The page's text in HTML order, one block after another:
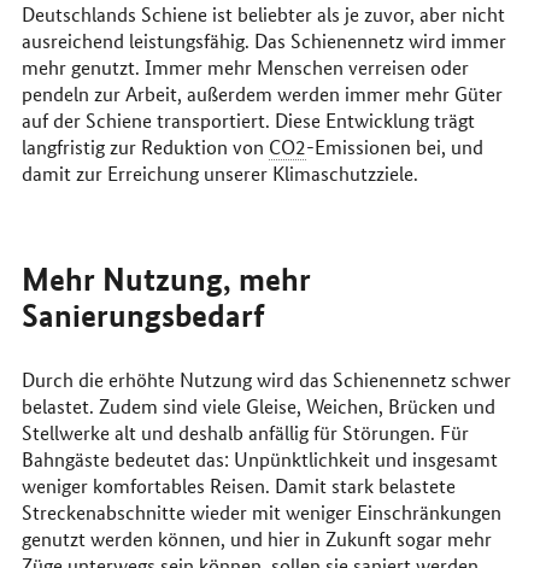
Deutschlands Schiene ist beliebter als je zuvor, aber nicht
ausreichend leistungsfähig. Das Schienennetz wird immer
mehr genutzt. Immer mehr Menschen verreisen oder
pendeln zur Arbeit, außerdem werden immer mehr Güter
auf der Schiene transportiert. Diese Entwicklung trägt
langfristig zur Reduktion von CO2-Emissionen bei, und
damit zur Erreichung unserer Klimaschutzziele.
Mehr Nutzung, mehr
Sanierungsbedarf
Durch die erhöhte Nutzung wird das Schienennetz schwer
belastet. Zudem sind viele Gleise, Weichen, Brücken und
Stellwerke alt und deshalb anfällig für Störungen. Für
Bahngäste bedeutet das: Unpünktlichkeit und insgesamt
weniger komfortables Reisen. Damit stark belastete
Streckenabschnitte wieder mit weniger Einschränkungen
genutzt werden können, und hier in Zukunft sogar mehr